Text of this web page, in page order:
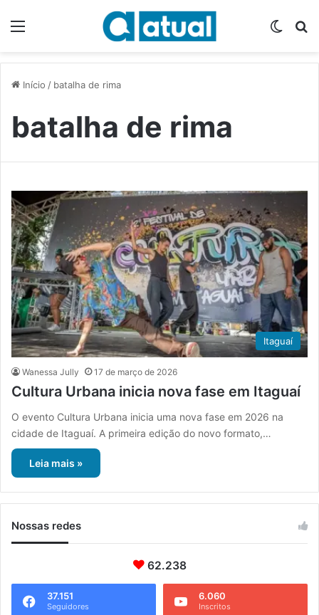
Início / batalha de rima
batalha de rima
Itaguaí
Wanessa Jully 17 de março de 2026
Cultura Urbana inicia nova fase em Itaguaí
O evento Cultura Urbana inicia uma nova fase em 2026 na
cidade de Itaguaí. A primeira edição do novo formato,…
Leia mais »
Nossas redes
62.238
37.151
Seguidores
6.060
Inscritos